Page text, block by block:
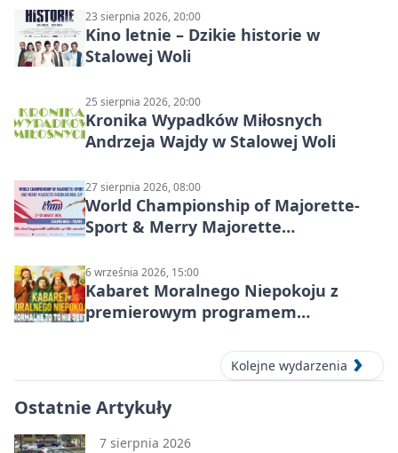
23 sierpnia 2026, 20:00
Kino letnie – Dzikie historie w
Stalowej Woli
25 sierpnia 2026, 20:00
Kronika Wypadków Miłosnych
Andrzeja Wajdy w Stalowej Woli
27 sierpnia 2026, 08:00
World Championship of Majorette-
Sport & Merry Majorette
Woli
6 września 2026, 15:00
Kabaret Moralnego Niepokoju z
premierowym programem
Kolejne wydarzenia
Ostatnie Artykuły
7 sierpnia 2026